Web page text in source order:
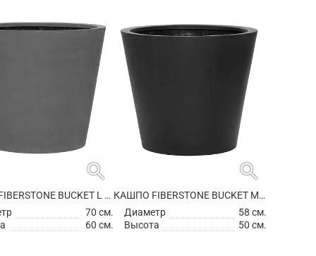
search
КАШПО FIBERSTONE BUCKET L GREY
70 см.
60 см.
search
КАШПО FIBERSTONE BUCKET M BLACK
Диаметр
58 см.
Высота
50 см.